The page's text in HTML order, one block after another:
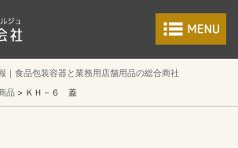
食品包装容器と
｜食品包装容器と業務用店舗用品の総合商社
品
ＫＨ－６ 蓋